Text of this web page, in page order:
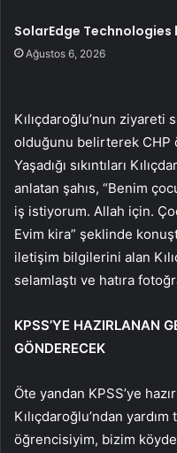
SolarEdge
Ağustos 6, 2026
Kılıçdaroğlu’nun ziyareti
olduğunu belirterek CHP
Yaşadığı sıkıntıları
anlatan şahıs, “Benim
iş istiyorum. Allah için.
Evim kira” şeklinde
iletişim bilgilerini alan
selamlaştı ve hatıra
KPSS’YE HAZIRLANAN
GÖNDERECEK
Öte yandan KPSS’ye
Kılıçdaroğlu’ndan
öğrencisiyim, bizim